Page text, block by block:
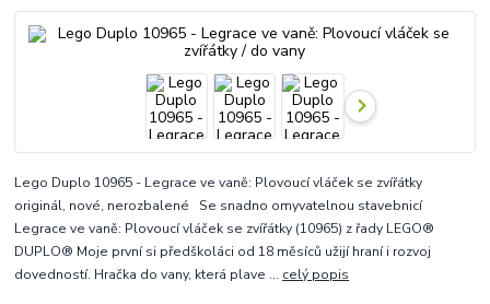
Lego Duplo 10965 - Legrace ve vaně: Plovoucí vláček se zvířátky
originál, nové, nerozbalené Se snadno omyvatelnou stavebnicí
Legrace ve vaně: Plovoucí vláček se zvířátky (10965) z řady LEGO®
DUPLO® Moje první si předškoláci od 18 měsíců užijí hraní i rozvoj
dovedností. Hračka do vany, která plave ... celý popis